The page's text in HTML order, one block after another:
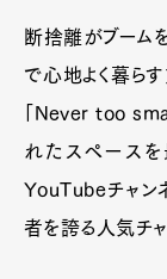
断捨離がブーム
で心地よく暮ら
「Never too
れたスペース
YouTubeチャン
者を誇る人気チャ